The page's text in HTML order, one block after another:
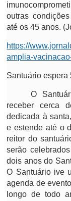
outras
até os 45 anos. (
https://
amplia-
Santuário espera
O
receber cerca
dedicada à
e estende até o
reitor do
serão
dois anos do
O Santuário ive
agenda de
longo de todo